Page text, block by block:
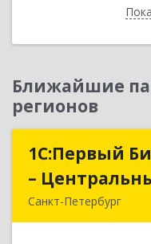
Ближайшие
регионов
1С:Первый
–
Санкт-Петербург
1С:Первый